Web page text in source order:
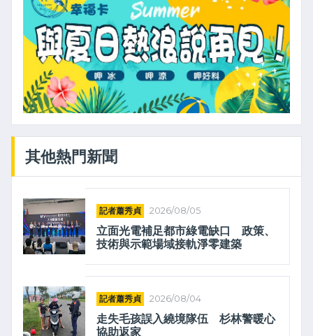
其他熱門新聞
記者蕭秀貞 2026/08/05
立面光電補足都市綠電缺口 政策、
技術與示範場域接軌淨零建築
記者蕭秀貞 2026/08/04
走失毛孩誤入繞境隊伍 杉林警暖心
協助返家